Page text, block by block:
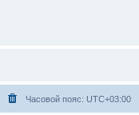
Часовой пояс: UTC+03:00